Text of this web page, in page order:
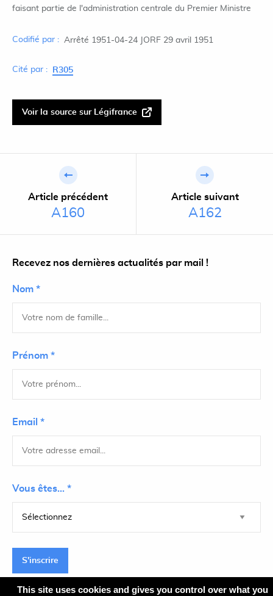
faisant partie de l'administration centrale du Premier Ministre
Codifié par : Arrêté 1951-04-24 JORF 29 avril 1951
Cité par : R305
Voir la source sur Légifrance
Article précédent
A160
Article suivant
A162
Recevez nos dernières actualités par mail !
Nom *
Prénom *
Email *
Vous êtes... *
S'inscrire
This site uses cookies and gives you control over what you